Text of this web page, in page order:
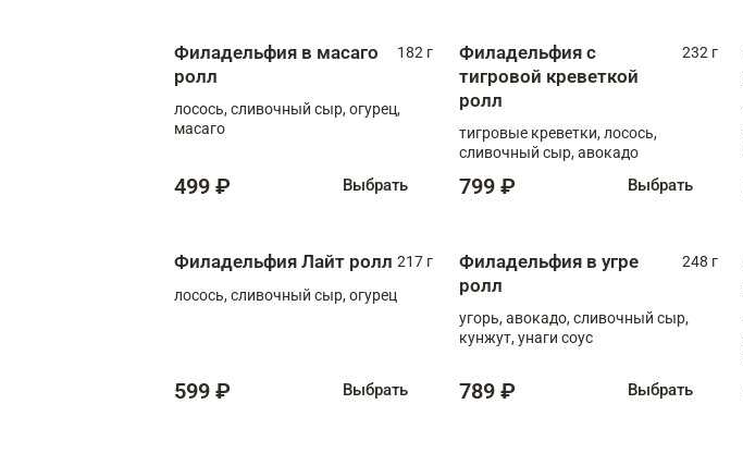
Филадельфия в масаго
ролл
182 г
лосось, сливочный сыр, огурец,
масаго
499 ₽ Выбрать
Филадельфия с
тигровой креветкой
ролл
232 г
тигровые креветки, лосось,
сливочный сыр, авокадо
799 ₽ Выбрать
Филадельфия Лайт ролл 217 г
лосось, сливочный сыр, огурец
599 ₽ Выбрать
Филадельфия в угре
ролл
248 г
угорь, авокадо, сливочный сыр,
кунжут, унаги соус
789 ₽ Выбрать